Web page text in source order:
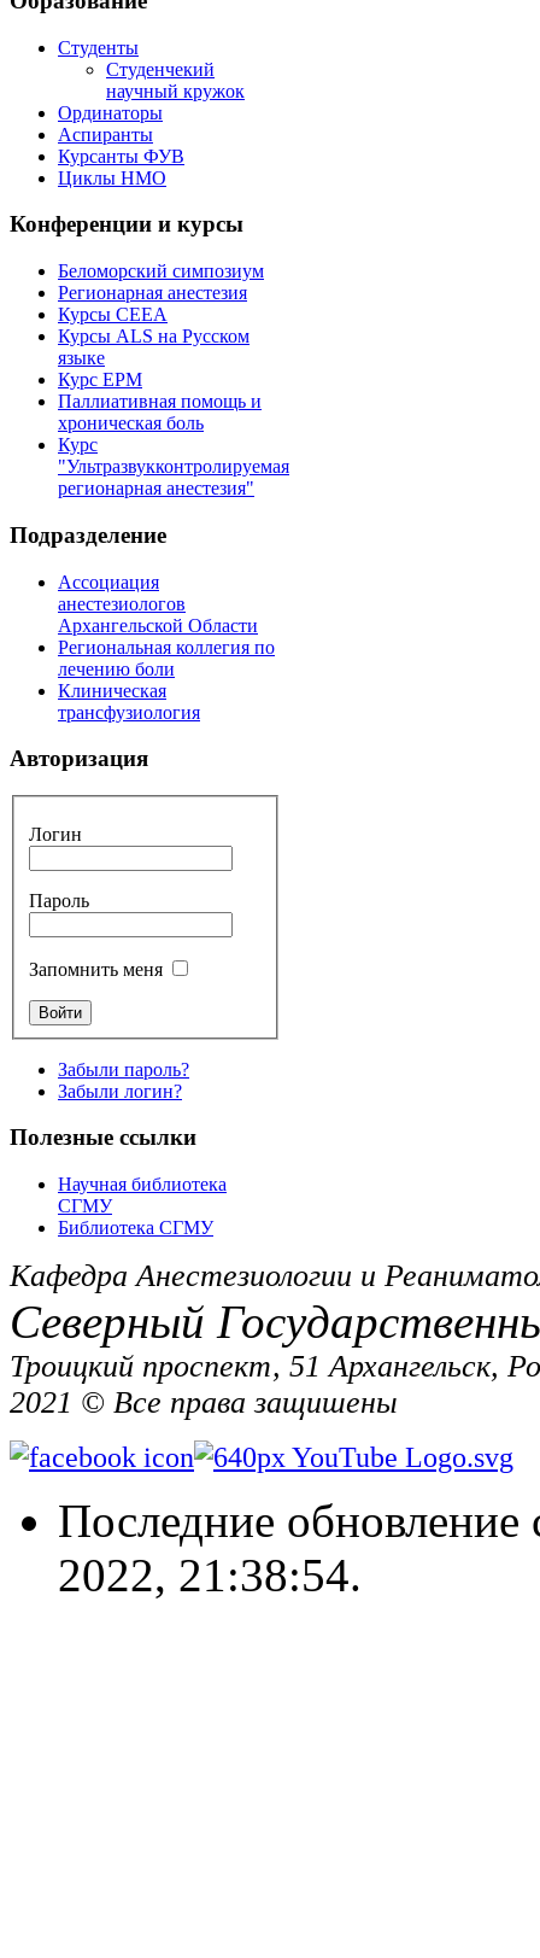
Студенты
Студенчекий
научный кружок
Ординаторы
Аспиранты
Курсанты ФУВ
Циклы НМО
Конференции и курсы
Беломорский симпозиум
Регионарная анестезия
Курсы CEEA
Курсы ALS на Русском
языке
Курс EPM
Паллиативная помощь и
хроническая боль
Курс
"Ультразвукконтролируемая
регионарная анестезия"
Подразделение
Ассоциация
анестезиологов
Архангельской Области
Региональная коллегия по
лечению боли
Клиническая
трансфузиология
Авторизация
Логин
Пароль
Запомнить меня
Забыли пароль?
Забыли логин?
Полезные ссылки
Научная библиотека
СГМУ
Библиотека СГМУ
Кафедра Анестезиологии и
Северный
Троицкий проспект, 51 Архангельск,
2021 © Все права защишены
Последние обновление
2022, 21:38:54.